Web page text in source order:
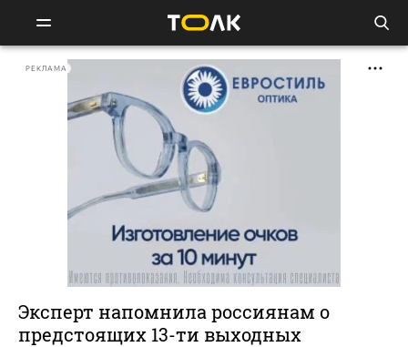
РЕКЛАМА
Эксперт напомнила россиянам о
предстоящих 13-ти выходных